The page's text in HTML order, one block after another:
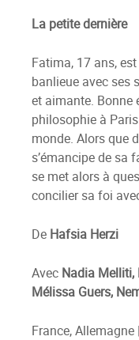
La petite dernière
Fatima, 17 ans,
banlieue avec ses
et aimante. Bonne
philosophie à
monde. Alors que
s’émancipe de sa
se met alors à
concilier sa foi
De Hafsia Herzi
Avec Nadia Melliti,
Mélissa Guers,
France,